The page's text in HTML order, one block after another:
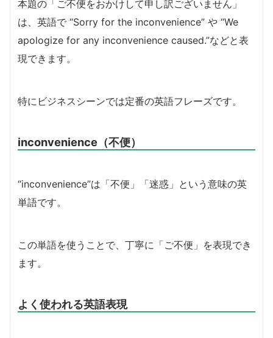
本題の「ご不便をおかけして申し訳ございません」
は、英語で “Sorry for the inconvenience” や “We
apologize for any inconvenience caused.”などと表
現できます。
特にビジネスシーンでは定番の英語フレーズです。
inconvenience（不便）
“inconvenience”は「不便」「迷惑」という意味の英
単語です。
この単語を使うことで、丁寧に「ご不便」を表現でき
ます。
よく使われる英語表現